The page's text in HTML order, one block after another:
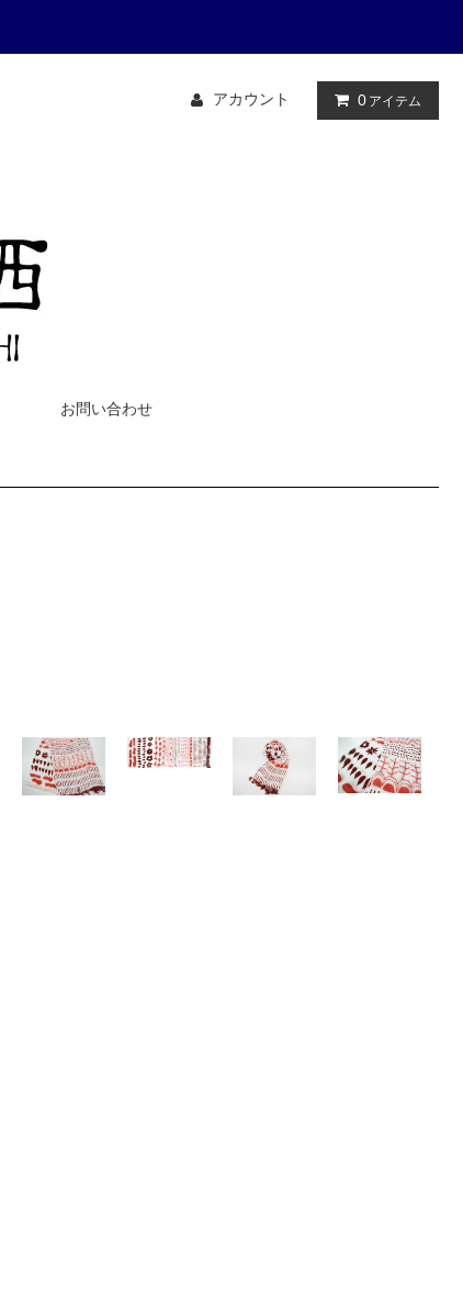
アカウント 0 アイテム
お問い合わせ